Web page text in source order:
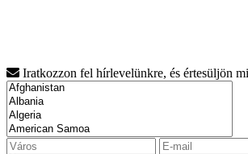
Iratkozzon fel hírlevelünkre, és értesüljön